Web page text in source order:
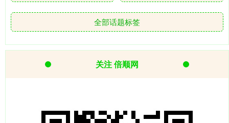
全部话题标签
关注 倍顺网